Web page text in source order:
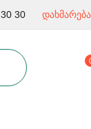
30 დახმარება